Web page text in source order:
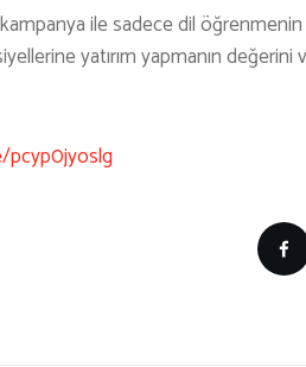
ile sadece dil
yatırım yapmanın değerini